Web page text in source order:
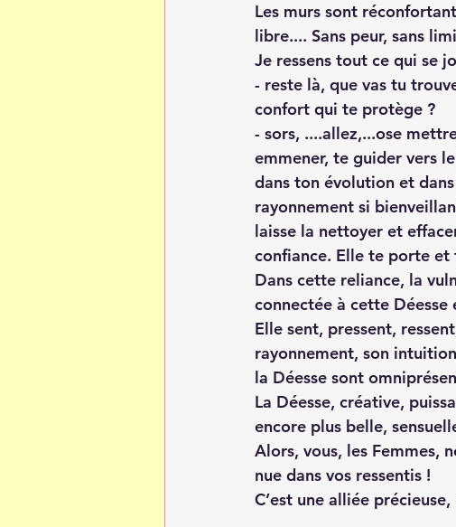
Les murs sont
libre.... Sans peur, sans
Je ressens tout ce qui se
- reste là, que vas tu
confort qui te protège ?
- sors, ....allez,...ose
emmener, te guider vers
dans ton évolution et
rayonnement si
laisse la nettoyer et
confiance. Elle te porte et
Dans cette reliance, la
connectée à cette Déesse
Elle sent, pressent,
rayonnement, son
la Déesse sont
La Déesse, créative,
encore plus belle,
Alors, vous, les Femmes,
nue dans vos ressentis !
C’est une alliée